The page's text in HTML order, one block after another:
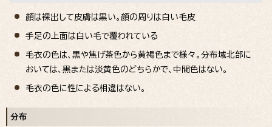
顔は裸出して皮膚は黒い。顔の周りは白い毛皮
手足の上面は白い毛で覆われている
毛衣の色は、黒や焦げ茶色から黄褐色まで様々。分布域北部に
おいては、黒または淡黄色のどちらかで、中間色はない。
毛衣の色に性による相違はない。
分布